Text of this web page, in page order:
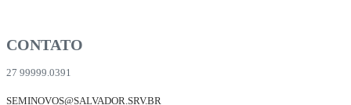
CONTATO
27 99999.0391
SEMINOVOS@SALVADOR.SRV.BR